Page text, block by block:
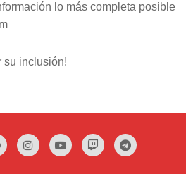
lo más completa posible
su inclusión!